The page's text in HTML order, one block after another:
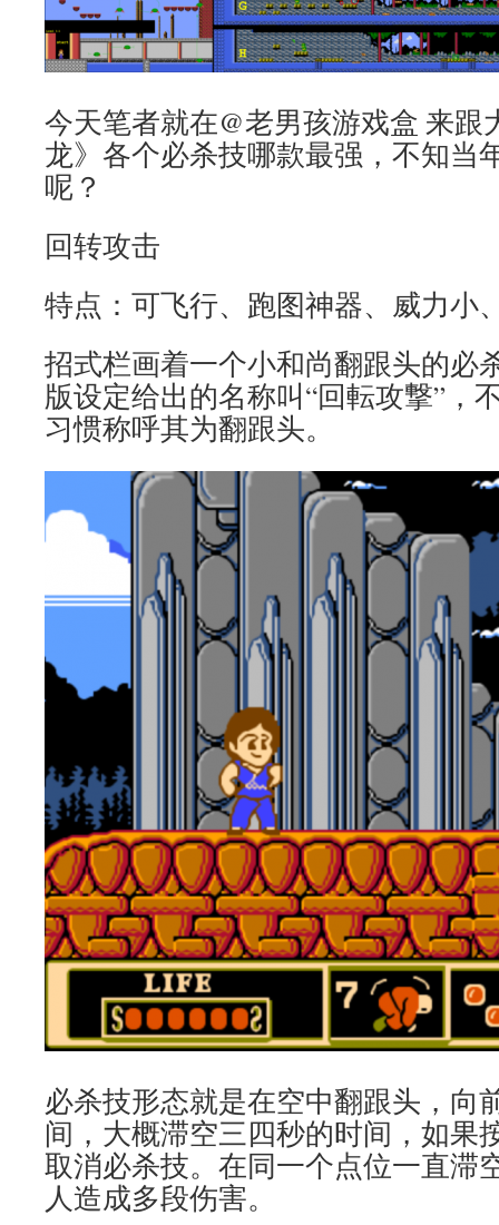
今天笔者就在@老男孩游戏盒 来跟
龙》各个必杀技哪款最强，不知当
呢？
回转攻击
特点：可飞行、跑图神器、威力小
招式栏画着一个小和尚翻跟头的必
版设定给出的名称叫“回転攻撃”，
习惯称呼其为翻跟头。
必杀技形态就是在空中翻跟头，向
间，大概滞空三四秒的时间，如果
取消必杀技。在同一个点位一直滞
人造成多段伤害。